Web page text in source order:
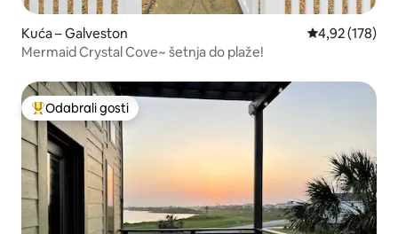
Kuća – Galveston Prosječna
4,92 (178)
Mermaid Crystal Cove~ šetnja do plaže!
Među najviše rangiranima s oznakom „Odabrali gosti”
Odabrali gosti